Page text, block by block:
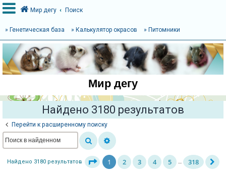
В
х
о
Р
е
г
и
Мир дегу Поиск
» Генетическая база » Калькулятор окрасов » Питомники
Мир дегу
Найдено 3180 результатов
Перейти к расширенному поиску
Найдено 3180 результатов 1 2 3 4 5 … 318